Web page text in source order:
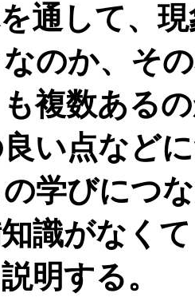
通して、
のか、そ
複数ある
い点など
学びにつ
識がなく
明する。